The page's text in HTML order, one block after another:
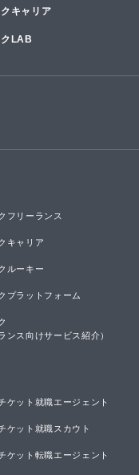
キャリア
LAB
フリーランス
キャリア
ルーキー
プラットフォーム
ンス向けサービス紹介）
ケット就職エージェント
ケット就職スカウト
ケット転職エージェント